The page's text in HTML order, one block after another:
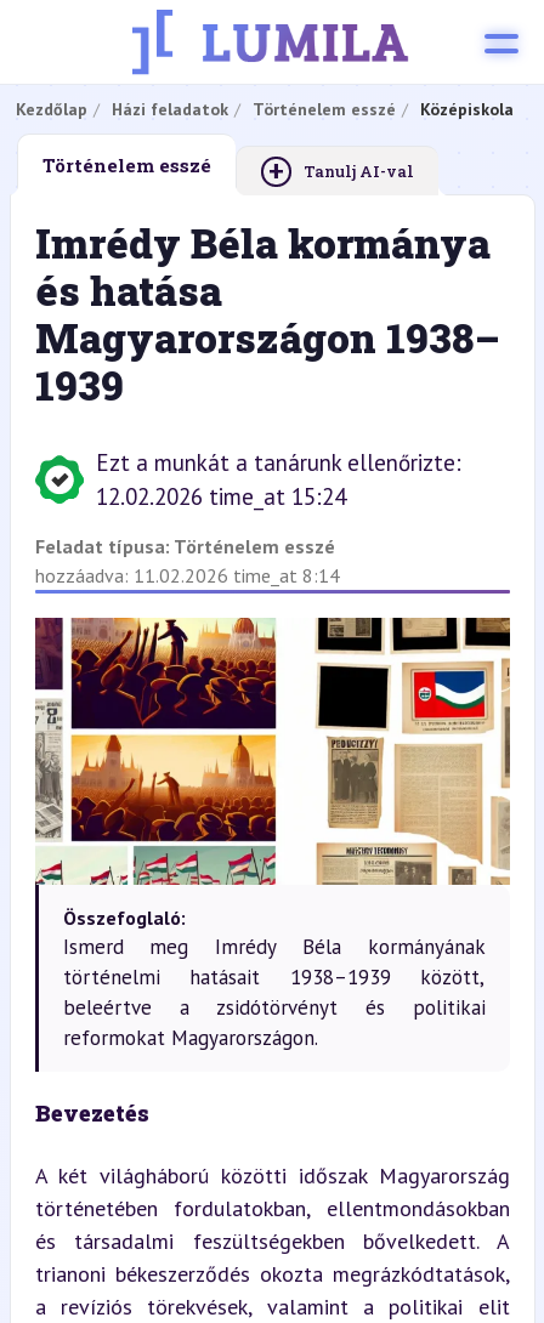
Kezdőlap Házi feladatok Történelem esszé Középiskola
Történelem esszé + Tanulj AI-val
Imrédy Béla kormánya
és hatása
Magyarországon 1938–
1939
Ezt a munkát a tanárunk ellenőrizte:
12.02.2026 time_at 15:24
Feladat típusa: Történelem esszé
hozzáadva: 11.02.2026 time_at 8:14
Összefoglaló:
Ismerd meg Imrédy Béla kormányának
történelmi hatásait 1938–1939 között,
beleértve a zsidótörvényt és politikai
reformokat Magyarországon.
Bevezetés
A két világháború közötti időszak Magyarország
történetében fordulatokban, ellentmondásokban
és társadalmi feszültségekben bővelkedett. A
trianoni békeszerződés okozta megrázkódtatások,
a revíziós törekvések, valamint a politikai elit